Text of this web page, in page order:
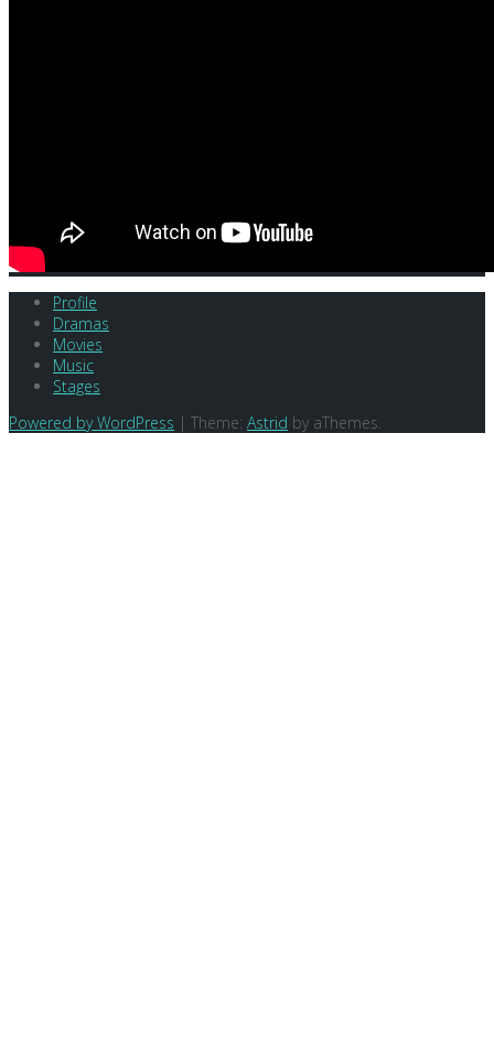
Profile
Dramas
Movies
Music
Stages
Powered by WordPress | Theme: Astrid by aThemes.